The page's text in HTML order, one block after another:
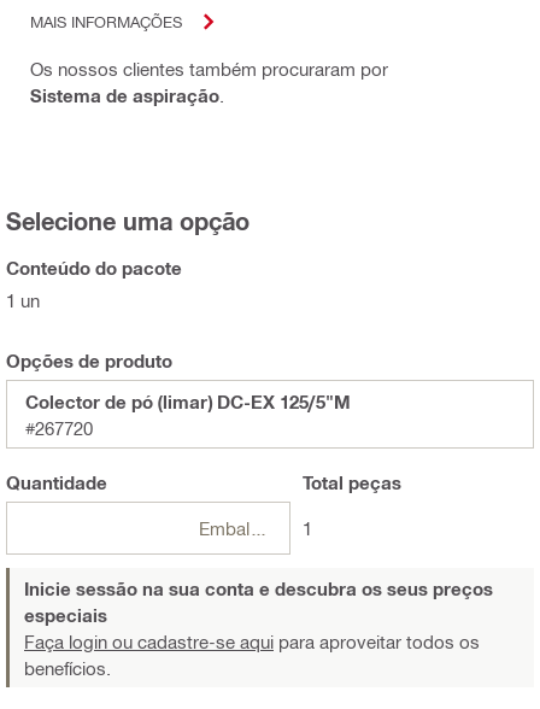
MAIS INFORMAÇÕES
Os nossos clientes também procuraram por
Sistema de aspiração
Selecione uma opção
Conteúdo do pacote
1 un
Opções de produto
Colector de pó (limar) DC-EX 125/5"M
#267720
Quantidade
Embalagens
Total peças
1
Inicie sessão na sua conta e descubra os seus preços
especiais
Faça login ou cadastre-se aqui para aproveitar todos os
benefícios.